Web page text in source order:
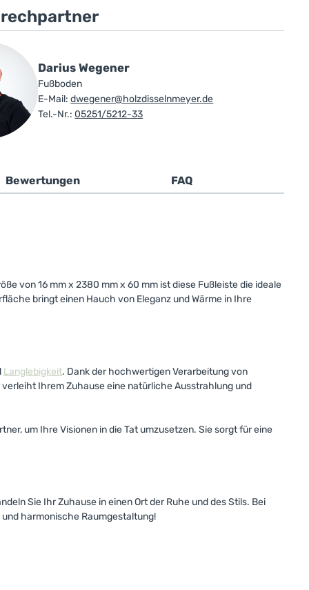
Darius Wegener
Fußboden
E-Mail: dwegener@holzdisselnmeyer.de
Tel.-Nr.: 05251/5212-33
Bewertungen FAQ
von 16 mm x 2380 mm x 60 mm ist diese Fußleiste die ideale
bringt einen Hauch von Eleganz und Wärme in Ihre
Langlebigkeit. Dank der hochwertigen Verarbeitung von
Ihrem Zuhause eine natürliche Ausstrahlung und
um Ihre Visionen in die Tat umzusetzen. Sie sorgt für eine
Sie Ihr Zuhause in einen Ort der Ruhe und des Stils. Bei
harmonische Raumgestaltung!